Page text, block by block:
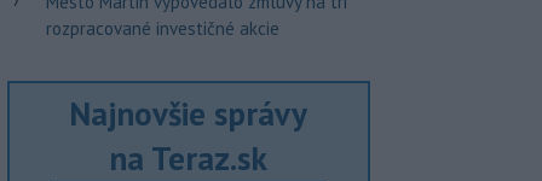
rozpracované investičné akcie
Najnovšie správy
na Teraz.sk